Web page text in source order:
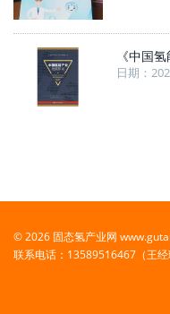
《中国
日期：
© 2026 固态氢产业网
联系电话：13589516467（王经